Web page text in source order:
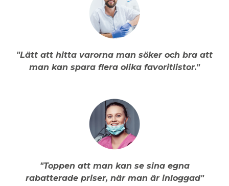
"Lätt att hitta varorna man söker och bra att
man kan spara flera olika favoritlistor."
"Toppen att man kan se sina egna
rabatterade priser, när man är inloggad"